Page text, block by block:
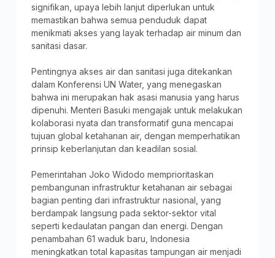
signifikan, upaya lebih lanjut diperlukan untuk
memastikan bahwa semua penduduk dapat
menikmati akses yang layak terhadap air minum dan
sanitasi dasar.
Pentingnya akses air dan sanitasi juga ditekankan
dalam Konferensi UN Water, yang menegaskan
bahwa ini merupakan hak asasi manusia yang harus
dipenuhi. Menteri Basuki mengajak untuk melakukan
kolaborasi nyata dan transformatif guna mencapai
tujuan global ketahanan air, dengan memperhatikan
prinsip keberlanjutan dan keadilan sosial.
Pemerintahan Joko Widodo memprioritaskan
pembangunan infrastruktur ketahanan air sebagai
bagian penting dari infrastruktur nasional, yang
berdampak langsung pada sektor-sektor vital
seperti kedaulatan pangan dan energi. Dengan
penambahan 61 waduk baru, Indonesia
meningkatkan total kapasitas tampungan air menjadi